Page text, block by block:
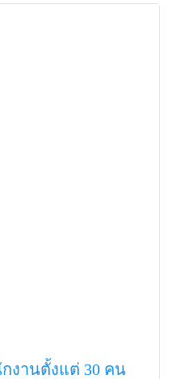
งานตั้งแต่ 30 คน